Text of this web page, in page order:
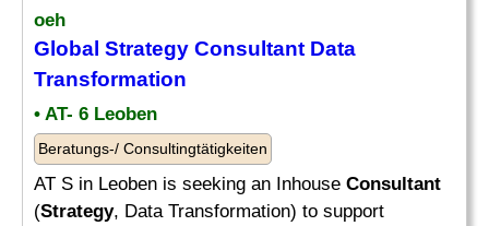
oeh
Global Strategy Consultant Data
Transformation
• AT- 6 Leoben
Beratungs-/ Consultingtätigkeiten
AT S in Leoben is seeking an Inhouse Consultant
(Strategy, Data Transformation) to support